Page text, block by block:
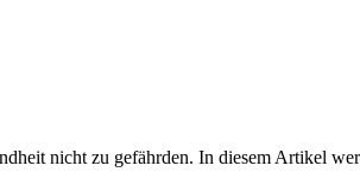
nicht zu gefährden. In diesem Artikel